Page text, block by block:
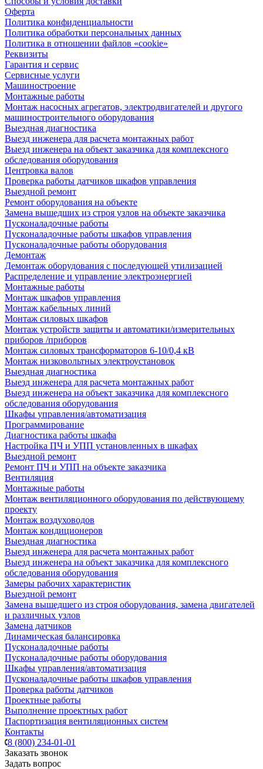
Оферта
Политика конфиденциальности
Политика обработки персональных данных
Политика в отношении файлов «cookie»
Реквизиты
Гарантия и сервис
Сервисные услуги
Машиностроение
Монтажные работы
Монтаж насосных агрегатов, электродвигателей и другого
машиностроительного оборудования
Выездная диагностика
Выезд инженера для расчета монтажных работ
Выезд инженера на объект заказчика для комплексного
обследования оборудования
Центровка валов
Проверка работы датчиков шкафов управления
Выездной ремонт
Ремонт оборудования на объекте
Замена вышедших из строя узлов на объекте заказчика
Пусконаладочные работы
Пусконаладочные работы шкафов управления
Пусконаладочные работы оборудования
Демонтаж
Демонтаж оборудования с последующей утилизацией
Распределение и управление электроэнергией
Монтажные работы
Монтаж шкафов управления
Монтаж кабельных линий
Монтаж силовых шкафов
Монтаж устройств защиты и автоматики/измерительных
приборов /приборов
Монтаж силовых трансформаторов 6-10/0,4 кВ
Монтаж низковольтных электроустановок
Выездная диагностика
Выезд инженера для расчета монтажных работ
Выезд инженера на объект заказчика для комплексного
обследования оборудования
Шкафы управления/автоматизация
Программирование
Диагностика работы шкафа
Настройка ПЧ и УПП установленных в шкафах
Выездной ремонт
Ремонт ПЧ и УПП на объекте заказчика
Вентиляция
Монтажные работы
Монтаж вентиляционного оборудования по действующему
проекту
Монтаж воздуховодов
Монтаж кондиционеров
Выездная диагностика
Выезд инженера для расчета монтажных работ
Выезд инженера на объект заказчика для комплексного
обследования оборудования
Замеры рабочих характеристик
Выездной ремонт
Замена вышедшего из строя оборудования, замена двигателей
и различных узлов
Замена датчиков
Динамическая балансировка
Пусконаладочные работы
Пусконаладочные работы оборудования
Шкафы управления/автоматизация
Пусконаладочные работы шкафов управления
Проверка работы датчиков
Проектные работы
Выполнение проектных работ
Паспортизация вентиляционных систем
Контакты
8 (800) 234-01-01
Заказать звонок
Задать вопрос